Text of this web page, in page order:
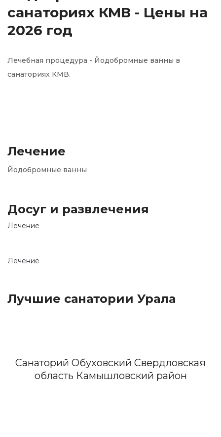
санаториях КМВ - Цены на
2026 год
Лечебная процедура - Йодобромные ванны в
санаториях КМВ.
Лечение
Йодобромные ванны
Досуг и развлечения
Лечение
Лечение
Лучшие санатории Урала
Санаторий Обуховский Свердловская
область Камышловский район